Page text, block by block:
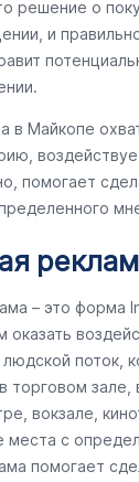
решение о
и
в Майкопе
помогает
– это форма
оказать
поток,
торговом зале,
вокзале,
места с
помогает